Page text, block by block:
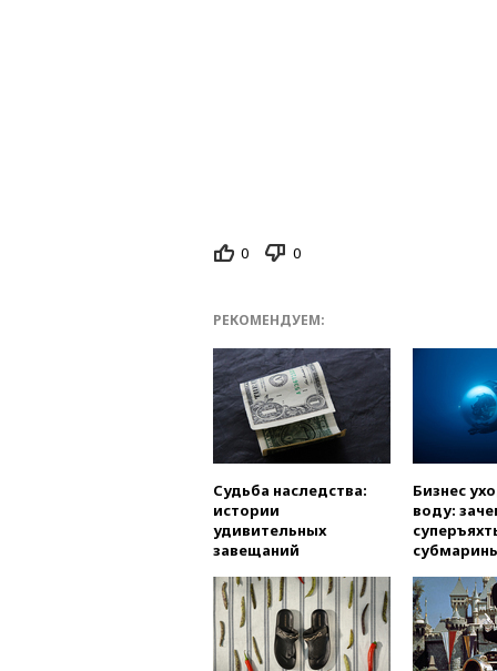
0 0
РЕКОМЕНДУЕМ:
Судьба наследства:
истории
удивительных
завещаний
Бизнес
воду: